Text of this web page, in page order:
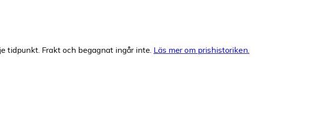
tidpunkt. Frakt och begagnat ingår inte. Läs mer om prishistoriken.